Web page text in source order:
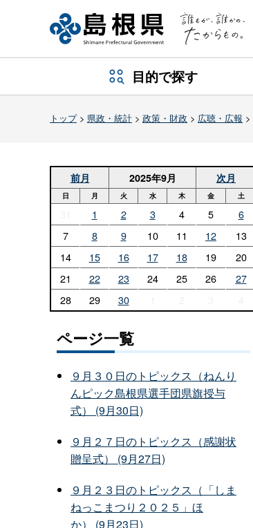
目的で探す
トップ> 県政・統計 > 政策・財政 > 広聴・広報 >
前月 2025年9月 次月
日 月 火 水 木 金 土
1 2 3 4 5
6
7
8 9 10 11 12
13
14
15 16 17 18 19
20
21
22 23 24 25 26
27
28
29 30
ページ一覧
９月３０日のトピックス（ねんり
んピック島根県選手団県旗授与
式） (9月30日)
９月２７日のトピックス（感謝状
贈呈式） (9月27日)
９月２３日のトピックス（「しま
ねっこまつり２０２５」ほ
か） (9月23日)